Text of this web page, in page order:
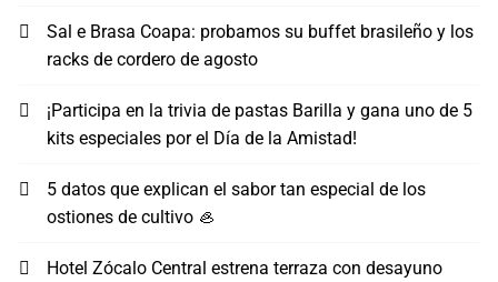
Sal e Brasa Coapa: probamos su buffet brasileño y los
racks de cordero de agosto
¡Participa en la trivia de pastas Barilla y gana uno de 5
kits especiales por el Día de la Amistad!
5 datos que explican el sabor tan especial de los
ostiones de cultivo 🦪
Hotel Zócalo Central estrena terraza con desayuno